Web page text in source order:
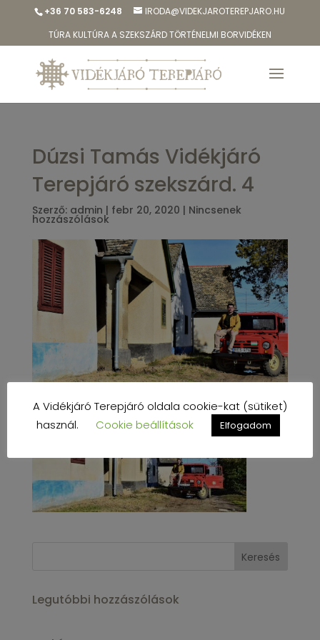
+36 70 583-6248
IRODA@VIDEKJAROTEREPJARO.HU
TÚRA KULTÚRA A SZEKSZÁRD TÖRTÉNELMI BORVIDÉKEN
Dúzsi Tamás Vidékjáró
Terepjáró szekszárd. 4
Szerző: admin | febr 20, 2020 | Nincsenek
hozzászólások
Legutóbbi hozzászólások
A Vidékjáró Terepjáró oldala cookie-kat (sütiket)
használ.
Cookie beállítások Elfogadom